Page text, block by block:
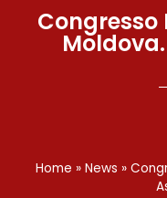
Home » News »